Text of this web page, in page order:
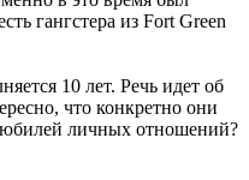
гангстера из Fort Green
10 лет. Речь идет об
что конкретно они
юбилей личных отношений?